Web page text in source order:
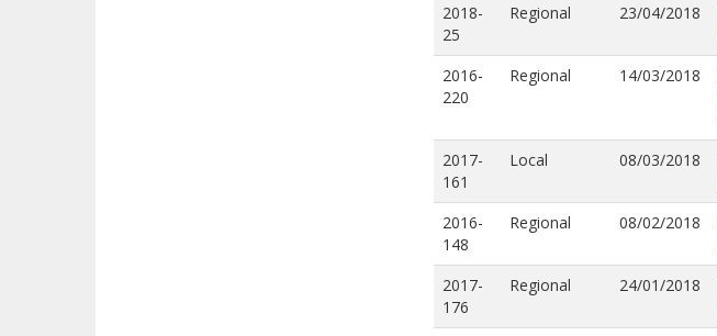
2018-
25
Regional 23/04/2018
2016-
220
Regional 14/03/2018
2017-
161
Local 08/03/2018
2016-
148
Regional 08/02/2018
2017-
176
Regional 24/01/2018